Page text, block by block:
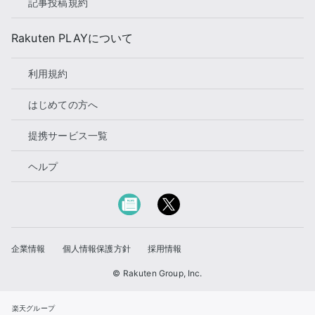
記事投稿規約
Rakuten PLAYについて
利用規約
はじめての方へ
提携サービス一覧
ヘルプ
企業情報 個人情報保護方針 採用情報
© Rakuten Group, Inc.
楽天グループ